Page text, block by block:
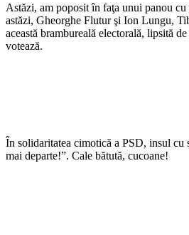
Astăzi, am poposit în faţa unui panou
astăzi, Gheorghe Flutur şi Ion Lungu,
această brambureală electorală, lipsită
votează.
În solidaritatea cimotică a PSD, insul cu
mai departe!”. Cale bătută, cucoane!